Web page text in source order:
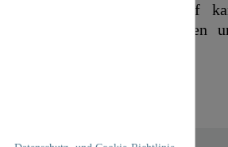
90° schwenkbaren Auslauf
zur Seite gedreht werden